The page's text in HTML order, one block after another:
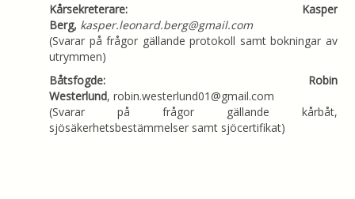
Kårsekreterare: Kasper
Berg, kasper.leonard.berg@gmail.com
(Svarar på frågor gällande protokoll samt bokningar av
utrymmen)
Båtsfogde: Robin
Westerlund, robin.westerlund01@gmail.com
(Svarar på frågor gällande kårbåt,
sjösäkerhetsbestämmelser samt sjöcertifikat)